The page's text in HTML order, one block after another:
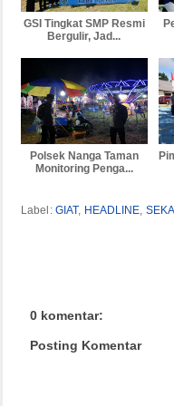
GSI Tingkat SMP Resmi
Bergulir, Jad...
Polsek Nanga Taman
Monitoring Penga...
Label: GIAT, HEADLINE
0 komentar:
Posting Komentar